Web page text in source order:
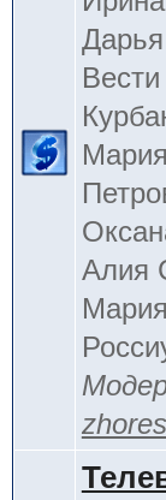
Алия
zhores